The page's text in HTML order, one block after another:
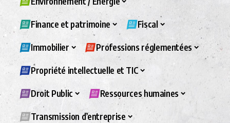
Finance et patrimoine Fiscal
Immobilier Professions réglementées
Propriété intellectuelle et TIC
Droit Public Ressources humaines
Transmission d’entreprise